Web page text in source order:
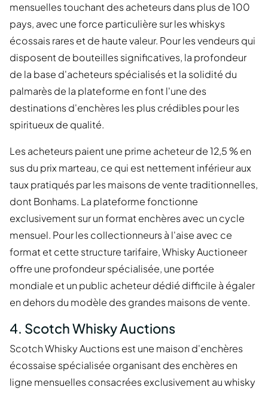
mensuelles touchant des acheteurs dans plus de 100
pays, avec une force particulière sur les whiskys
écossais rares et de haute valeur. Pour les vendeurs qui
disposent de bouteilles significatives, la profondeur
de la base d'acheteurs spécialisés et la solidité du
palmarès de la plateforme en font l'une des
destinations d'enchères les plus crédibles pour les
spiritueux de qualité.
Les acheteurs paient une prime acheteur de 12,5 % en
sus du prix marteau, ce qui est nettement inférieur aux
taux pratiqués par les maisons de vente traditionnelles,
dont Bonhams. La plateforme fonctionne
exclusivement sur un format enchères avec un cycle
mensuel. Pour les collectionneurs à l'aise avec ce
format et cette structure tarifaire, Whisky Auctioneer
offre une profondeur spécialisée, une portée
mondiale et un public acheteur dédié difficile à égaler
en dehors du modèle des grandes maisons de vente.
4. Scotch Whisky Auctions
Scotch Whisky Auctions est une maison d'enchères
écossaise spécialisée organisant des enchères en
ligne mensuelles consacrées exclusivement au whisky